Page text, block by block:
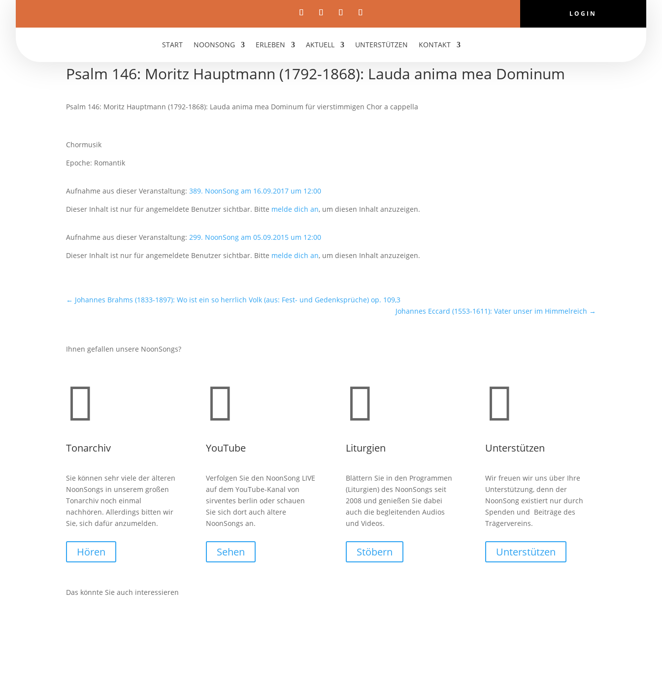
LOGIN
START NOONSONG ERLEBEN AKTUELL UNTERSTÜTZEN KONTAKT
Psalm 146: Moritz Hauptmann (1792-1868): Lauda anima mea Dominum
Psalm 146: Moritz Hauptmann (1792-1868): Lauda anima mea Dominum für vierstimmigen Chor a cappella
Chormusik
Epoche: Romantik
Aufnahme aus dieser Veranstaltung:389. NoonSong am 16.09.2017 um 12:00
Dieser Inhalt ist nur für angemeldete Benutzer sichtbar. Bitte melde dich an, um diesen Inhalt anzuzeigen.
Aufnahme aus dieser Veranstaltung: 299. NoonSong am 05.09.2015 um 12:00
Dieser Inhalt ist nur für angemeldete Benutzer sichtbar. Bitte melde dich an, um diesen Inhalt anzuzeigen.
← Johannes Brahms (1833-1897): Wo ist ein so herrlich Volk (aus: Fest- und Gedenksprüche) op. 109,3
Johannes Eccard (1553-1611): Vater unser im Himmelreich →
Ihnen gefallen unsere NoonSongs?

Tonarchiv
Sie können sehr viele der älteren
NoonSongs in unserem großen
Tonarchiv noch einmal
nachhören. Allerdings bitten wir
Sie, sich dafür anzumelden.
Hören

YouTube
Verfolgen Sie den NoonSong LIVE
auf dem YouTube-Kanal von
sirventes berlin oder schauen
Sie sich dort auch ältere
NoonSongs an.
Sehen

Liturgien
Blättern Sie in den Programmen
(Liturgien) des NoonSongs seit
2008 und genießen Sie dabei
auch die begleitenden Audios
und Videos.
Stöbern

Unterstützen
Wir freuen wir uns über Ihre
Unterstützung, denn der
NoonSong existiert nur durch
Spenden und Beiträge des
Trägervereins.
Unterstützen
Das könnte Sie auch interessieren